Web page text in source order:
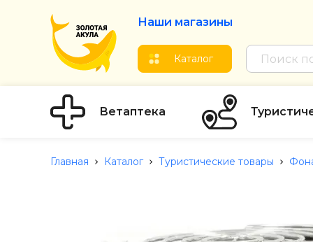
Наши магазины
Каталог
Ветаптека
Главная Каталог Туристические товары